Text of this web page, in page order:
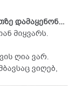
დამაყენონ...
მიყვარს.
ღია ვარ.
ვიღებ,